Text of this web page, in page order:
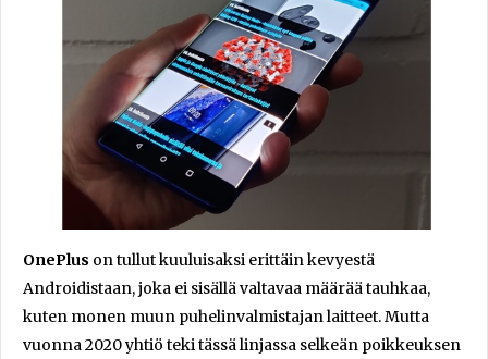
OnePlus on tullut kuuluisaksi erittäin kevyestä
Androidistaan, joka ei sisällä valtavaa määrää tauhkaa,
kuten monen muun puhelinvalmistajan laitteet. Mutta
vuonna 2020 yhtiö teki tässä linjassa selkeän poikkeuksen